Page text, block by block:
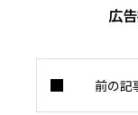
広